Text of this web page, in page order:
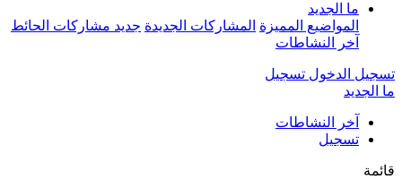
ما الجديد
المواضيع المميزة المشاركات الجديدة جديد مشاركات الحائط
آخر النشاطات
تسجيل الدخول تسجيل
ما الجديد
آخر النشاطات
تسجيل
قائمة